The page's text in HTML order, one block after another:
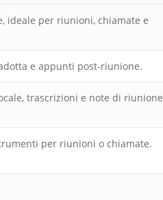
ideale per riunioni, chiamate e
e appunti post-riunione.
trascrizioni e note di riunione
per riunioni o chiamate.